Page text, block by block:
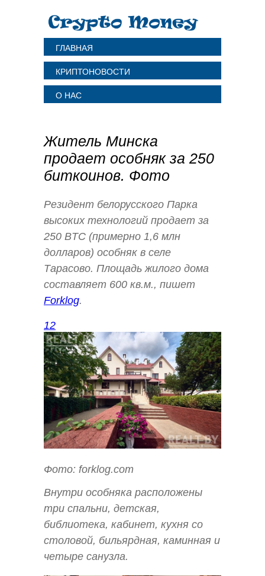
ГЛАВНАЯ
КРИПТОНОВОСТИ
О НАС
Житель Минска
продает особняк за 250
биткоинов. Фото
Резидент белорусского Парка
высоких технологий продает за
250 BTC (примерно 1,6 млн
долларов) особняк в селе
Тарасово. Площадь жилого дома
составляет 600 кв.м., пишет
Forklog.
12
Фото: forklog.com
Внутри особняка расположены
три спальни, детская,
библиотека, кабинет, кухня со
столовой, бильярдная, каминная и
четыре санузла.